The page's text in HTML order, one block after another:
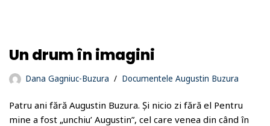
Un drum în imagini
Dana Gagniuc-Buzura Documentele Augustin Buzura
Patru ani fără Augustin Buzura. Și nicio zi fără el Pentru
mine a fost „unchiu’ Augustin”, cel care venea din când în